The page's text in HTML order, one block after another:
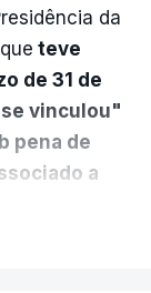
da
teve
de 31 de
vinculou"
pena de
a